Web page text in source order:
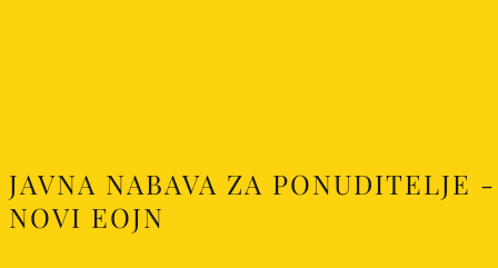
JAVNA NABAVA ZA PONUDITELJE -
NOVI EOJN